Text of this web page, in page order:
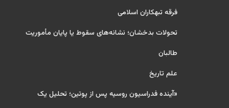
فرقه تبهکاران اسلامی
تحولات بدخشان؛ نشانه‌های سقوط یا پایان مأموریت
طالبان
علم تاریخ
«آینده فدراسیون روسیه پس از پوتین؛ تحلیل یک